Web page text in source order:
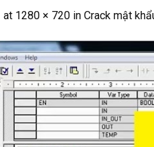
at 1280 × 720 in Crack mật